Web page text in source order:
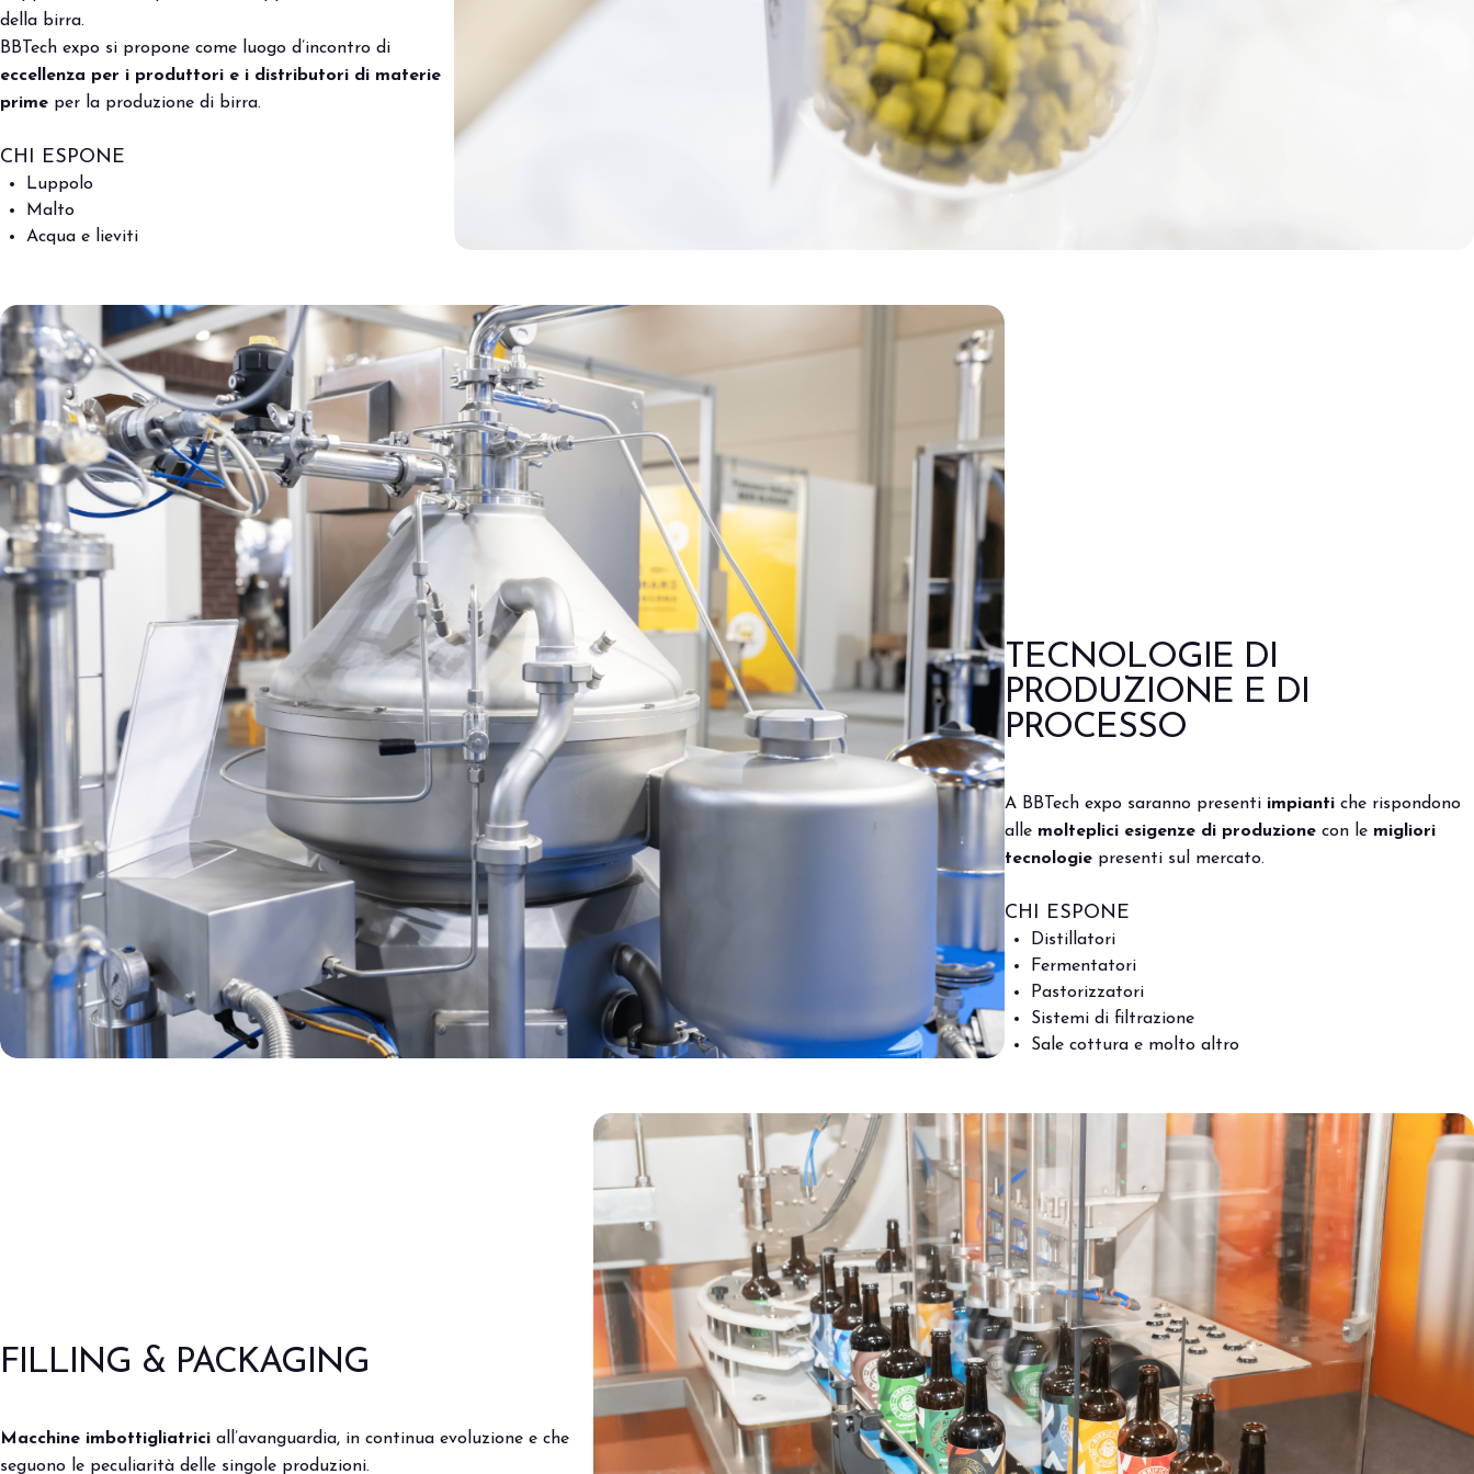
della birra.
BBTech expo si propone come luogo d’incontro di
eccellenza per i produttori e i distributori di materie
prime per la produzione di birra.
CHI ESPONE
Luppolo
Malto
Acqua e lieviti
TECNOLOGIE DI
PRODUZIONE E DI
PROCESSO
A BBTech expo saranno presenti impianti che rispondono
alle molteplici esigenze di produzione con le migliori
tecnologie presenti sul mercato.
CHI ESPONE
Distillatori
Fermentatori
Pastorizzatori
Sistemi di filtrazione
Sale cottura e molto altro
FILLING & PACKAGING
Macchine imbottigliatrici all’avanguardia, in continua evoluzione e che
seguono le peculiarità delle singole produzioni.